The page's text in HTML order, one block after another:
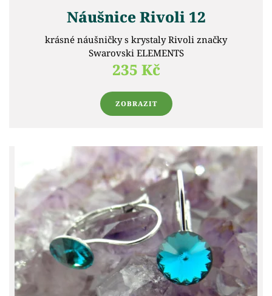
Náušnice Rivoli 12
krásné náušničky s krystaly Rivoli značky
Swarovski ELEMENTS
235 Kč
ZOBRAZIT